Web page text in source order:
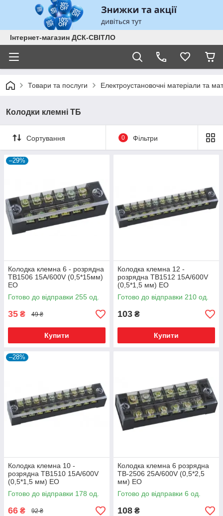
Інтернет-магазин ДСК-СВІТЛО
Товари та послуги Електроустановочні матеріали та
Колодки клемні ТБ
Сортування 0 Фільтри
–29%
Колодка клемна 6 - розрядна
ТВ1506 15А/600V (0,5*15мм)
ЕО
Готово до відправки 255 од.
35 ₴ 49 ₴
Купити
Колодка клемна 12 -
розрядна ТВ1512 15А/600V
(0,5*1,5 мм) ЕО
Готово до відправки 210 од.
103 ₴
Купити
–28%
Колодка клемна 10 -
розрядна ТВ1510 15А/600V
(0,5*1,5 мм) ЕО
Готово до відправки 178 од.
66 ₴ 92 ₴
Колодка клемна 6 розрядна
ТВ-2506 25А/600V (0,5*2,5
мм) ЕО
Готово до відправки 6 од.
108 ₴